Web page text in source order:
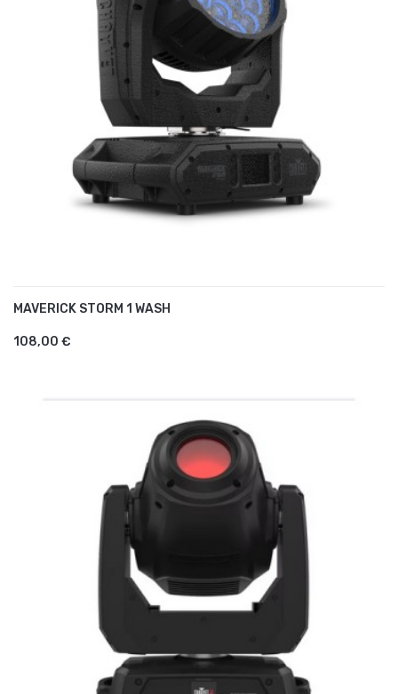
MAVERICK STORM 1 WASH
108,00 €